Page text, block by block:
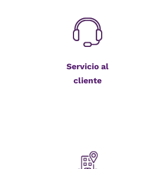
Servicio al
cliente